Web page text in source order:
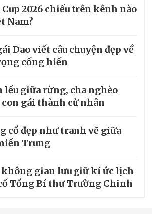
2026 chiếu trên kênh nào
Nam?
Dao viết câu chuyện đẹp về
cống hiến
lều giữa rừng, cha nghèo
con gái thành cử nhân
cổ đẹp như tranh vẽ giữa
Trung
không gian lưu giữ kí ức lịch
Tổng Bí thư Trường Chinh